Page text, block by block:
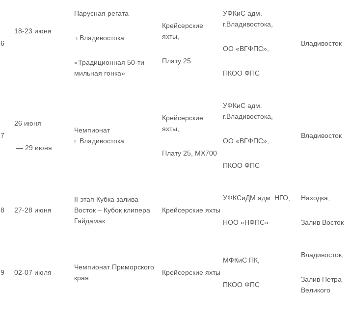
6
18-23 июня
Парусная регата
г.Владивостока
«Традиционная 50-ти
мильная гонка»
Крейсерские
яхты,
Плату 25
УФКиС адм.
г.Владивостока,
ОО «ВГФПС»,
ПКОО ФПС
Владивосток
7
26 июня
— 29 июня
Чемпионат
г. Владивостока
Крейсерские
яхты,
Плату 25, MX700
УФКиС адм.
г.Владивостока,
ОО «ВГФПС»,
ПКОО ФПС
Владивосток
8 27-28 июня
II этап Кубка залива
Восток – Кубок клипера
Гайдамак
Крейсерские яхты
УФКСиДМ адм. НГО,
НОО «НФПС»
Находка,
Залив Восток
9 02-07 июля
Чемпионат Приморского
края
Крейсерские яхты
МФКиС ПК,
ПКОО ФПС
Владивосток,
Залив Петра
Великого